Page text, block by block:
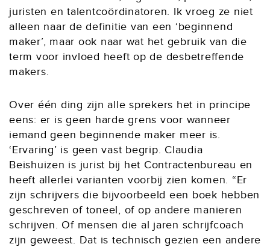
juristen en talentcoördinatoren. Ik vroeg ze niet
alleen naar de definitie van een ‘beginnend
maker’, maar ook naar wat het gebruik van die
term voor invloed heeft op de desbetreffende
makers.
Over één ding zijn alle sprekers het in principe
eens: er is geen harde grens voor wanneer
iemand geen beginnende maker meer is.
‘Ervaring’ is geen vast begrip. Claudia
Beishuizen is jurist bij het Contractenbureau en
heeft allerlei varianten voorbij zien komen. “Er
zijn schrijvers die bijvoorbeeld een boek hebben
geschreven of toneel, of op andere manieren
schrijven. Of mensen die al jaren schrijfcoach
zijn geweest. Dat is technisch gezien een andere